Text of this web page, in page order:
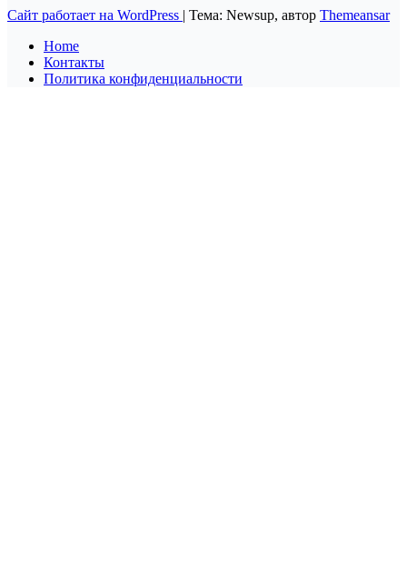
Сайт работает на WordPress | Тема: Newsup, автор Themeansar
Home
Контакты
Политика конфиденциальности